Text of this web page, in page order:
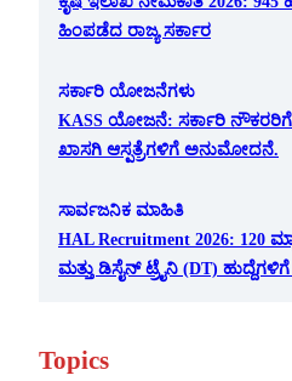
ಹಿಂಪಡೆದ ರಾಜ್ಯ ಸರ್ಕಾರ
ಸರ್ಕಾರಿ ಯೋಜನೆಗಳು
KASS ಯೋಜನೆ: ಸರ್ಕಾರಿ
ಖಾಸಗಿ ಆಸ್ಪತ್ರೆಗಳಿಗೆ ಅನುಮೋದನೆ.
ಸಾರ್ವಜನಿಕ ಮಾಹಿತಿ
HAL Recruitment 2026: 120
ಮತ್ತು ಡಿಸೈನ್ ಟ್ರೈನಿ (DT)
Topics